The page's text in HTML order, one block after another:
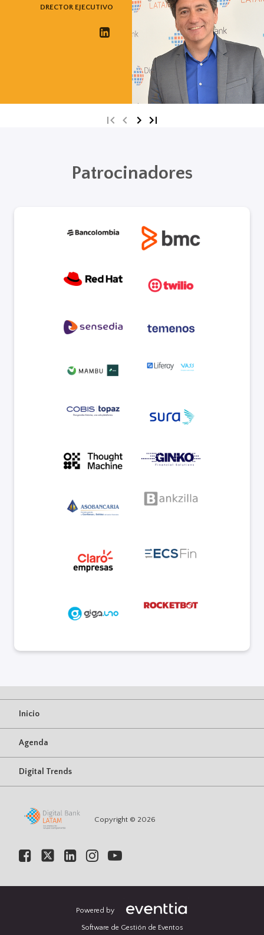
DRECTOR EJECUTIVO
Patrocinadores
Copyright © 2026
Inicio
Agenda
Digital Trends
Powered by
Software de Gestión de Eventos